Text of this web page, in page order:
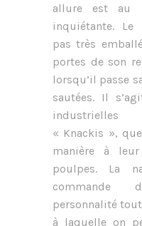
allure est au
inquiétante. Le
pas très
portes de son
lorsqu’il passe
sautées. Il
« Knackis »,
manière à
poulpes. La
commande
personnalité
à laquelle on